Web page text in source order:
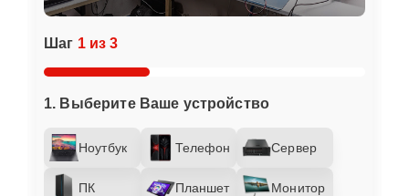
Шаг 1 из 3
1. Выберите Ваше устройство
Ноутбук Телефон Сервер
ПК Планшет
Монитор